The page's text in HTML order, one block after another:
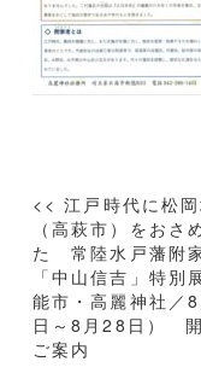
投
稿
ナ
ビ
ゲ
ー
<< 江戸時代に松
（高萩市）をおさ
た 常陸水戸藩附
「中山信吉」特別
能市・高麗神社／
日～8月28日）
ご案内